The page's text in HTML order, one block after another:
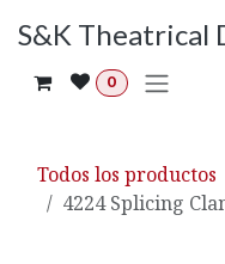
S&K Theatrical
0
Todos los productos
4224 Splicing